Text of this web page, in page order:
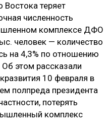
Востока теряет
численность
комплексе ДФО
человек — количество
на 4,3% по отношению
этом рассказали
10 февраля в
полпреда президента
потерять
комплекс